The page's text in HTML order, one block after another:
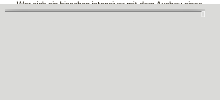
Wer sich ein bisschen intensiver mit dem Ausbau eines